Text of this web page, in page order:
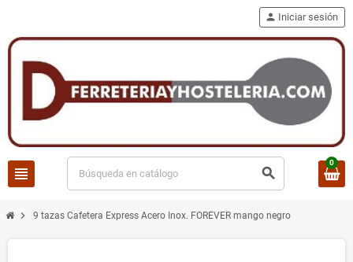
view_headline search
person Iniciar sesión
0
chevron_right 9 tazas Cafetera Express Acero Inox. FOREVER mango negro